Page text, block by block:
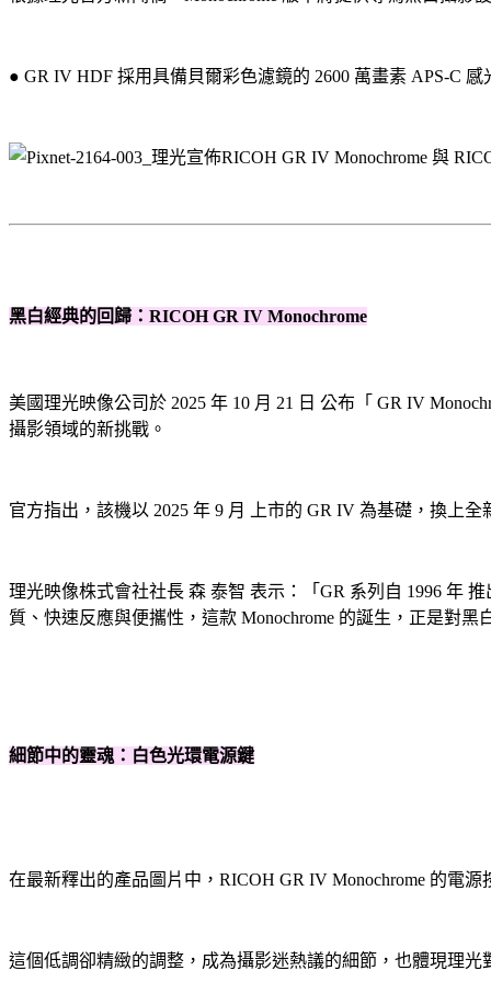
● GR IV HDF 採用具備貝爾彩色濾鏡的 2600 萬畫素 APS-C
黑白經典的回歸：RICOH GR IV Monochrome
美國理光映像公司於 2025 年 10 月 21 日 公布「 GR IV
攝影領域的新挑戰。
官方指出，該機以 2025 年 9 月 上市的 GR IV 為基礎，換上
理光映像株式會社社長 森 泰智 表示：「GR 系列自 1996 年
質、快速反應與便攜性，這款 Monochrome 的誕生，正是對黑
細節中的靈魂：白色光環電源鍵
在最新釋出的產品圖片中，RICOH GR IV Monochrome 的電
這個低調卻精緻的調整，成為攝影迷熱議的細節，也體現理